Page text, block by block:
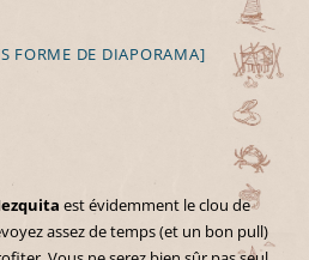
FORME DE DIAPORAMA]
est évidemment le clou de
assez de temps (et un bon pull)